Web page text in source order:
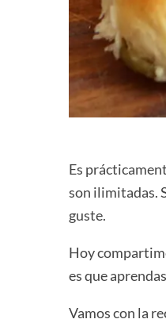
Es
son ilimitadas.
guste.
Hoy
es que
Vamos con la